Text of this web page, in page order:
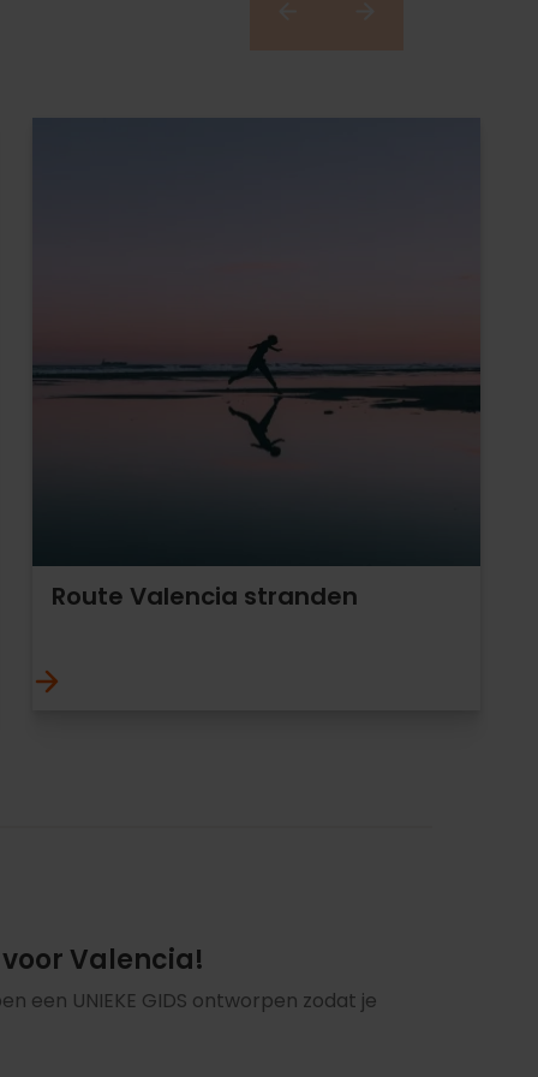
Route Valencia stranden
Valencia!
een UNIEKE GIDS ontworpen zodat je